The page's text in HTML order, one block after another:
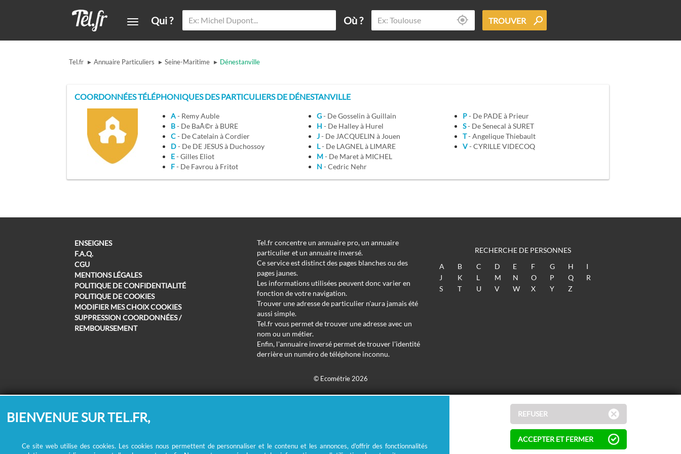
Qui ? Où ? TROUVER
Tel.fr ▸ Annuaire Particuliers ▸ Seine-Maritime ▸ Dénestanville
COORDONNÉES TÉLÉPHONIQUES DES PARTICULIERS DE DÉNESTANVILLE
A
- Remy Auble
B
- De BaÃ©r à BURE
C
- De Catelain à Cordier
D
- De DE JESUS à Duchossoy
E
- Gilles Eliot
F
- De Favrou à Fritot
G
- De Gosselin à Guillain
H
- De Halley à Hurel
J
- De JACQUELIN à Jouen
L
- De LAGNEL à LIMARE
M
- De Maret à MICHEL
N
- Cedric Nehr
P
- De PADE à Prieur
S
- De Senecal à SURET
T
- Angelique Thiebault
V
- CYRILLE VIDECOQ
ENSEIGNES
F.A.Q.
CGU
MENTIONS LÉGALES
POLITIQUE DE CONFIDENTIALITÉ
POLITIQUE DE COOKIES
MODIFIER MES CHOIX COOKIES
SUPPRESSION COORDONNÉES /
REMBOURSEMENT
Tel.fr concentre un annuaire pro, un annuaire
particulier et un annuaire inversé.
Ce service est distinct des pages blanches ou des
pages jaunes.
Les informations utilisées peuvent donc varier en
fonction de votre navigation.
Trouver une adresse de particulier n'aura jamais été
aussi simple.
Tel.fr vous permet de trouver une adresse avec un
nom ou un métier.
Enfin, l'annuaire inversé permet de trouver l'identité
derrière un numéro de téléphone inconnu.
RECHERCHE DE PERSONNES
A
B C D E F G H
I
J
K L M N O P Q
R
S
T U V W X Y Z
© Ecométrie 2026
BIENVENUE SUR TEL.FR,
Ce site web utilise des cookies. Les cookies nous permettent de personnaliser et le contenu et les annonces, d'offrir des fonctionnalités
REFUSER
ACCEPTER ET FERMER